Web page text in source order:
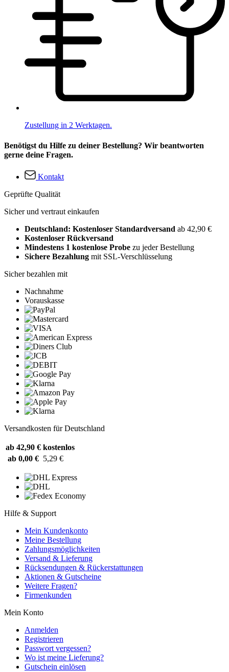
Zustellung in 2 Werktagen.
Benötigst du Hilfe zu deiner Bestellung? Wir beantworten
gerne deine Fragen.
Kontakt
Geprüfte Qualität
Sicher und vertraut einkaufen
Deutschland: Kostenloser Standardversand ab 42,90 €
Kostenloser Rückversand
Mindestens 1 kostenlose Probe zu jeder Bestellung
Sichere Bezahlung mit SSL-Verschlüsselung
Sicher bezahlen mit
Nachnahme
Vorauskasse
Versandkosten für Deutschland
ab 42,90 € kostenlos
ab 0,00 € 5,29 €
Hilfe & Support
Mein Kundenkonto
Meine Bestellung
Zahlungsmöglichkeiten
Versand & Lieferung
Rücksendungen & Rückerstattungen
Aktionen & Gutscheine
Weitere Fragen?
Firmenkunden
Mein Konto
Anmelden
Registrieren
Passwort vergessen?
Wo ist meine Lieferung?
Gutschein einlösen